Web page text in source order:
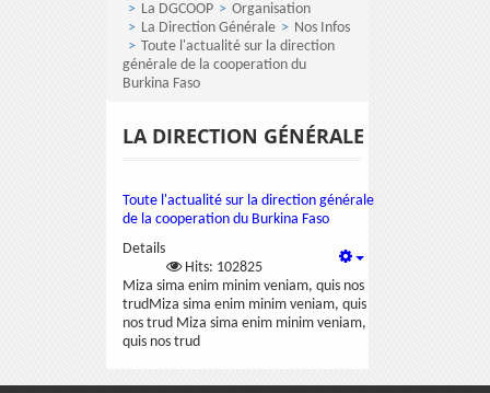
La DGCOOP
Organisation
La Direction Générale
Nos Infos
Toute l'actualité sur la direction
générale de la cooperation du
Burkina Faso
LA DIRECTION GÉNÉRALE
Toute l'actualité sur la direction générale
de la cooperation du Burkina Faso
Details
Hits: 102825
Miza sima enim minim veniam, quis nos
trudMiza sima enim minim veniam, quis
nos trud Miza sima enim minim veniam,
quis nos trud